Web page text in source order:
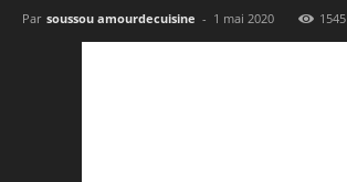
Par soussou amourdecuisine - 1 mai 2020 1545